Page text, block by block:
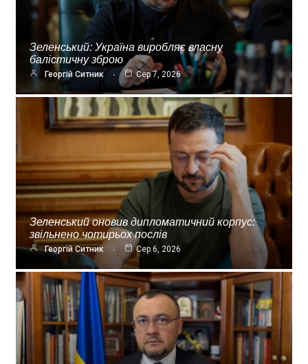
Зеленський: Україна виробляє власну
балістичну зброю
Георгій Ситник Сер 7, 2026
Зеленський оновив дипломатичний корпус:
звільнено чотирьох послів
Георгій Ситник Сер 6, 2026